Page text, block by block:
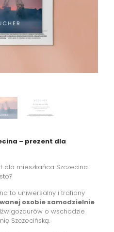
– prezent dla
dla mieszkańca Szczecina
to uniwersalny i trafiony
osobie samodzielnie
o wschodzie
Szczecińską.